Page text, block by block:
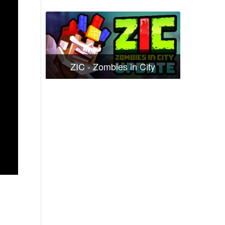
ZIC - Zombies in City